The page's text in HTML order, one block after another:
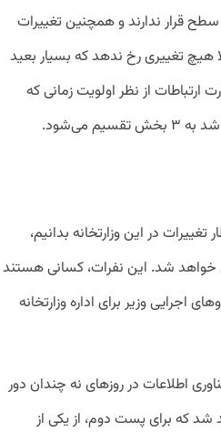
قرار ندارند و همچنین تغییرات
هیچ تغییری رخ ندهد که بسیار بعید
از نظر اولویت زمانی که
می‌شود.
تغییرات در این وزارتخانه بدانیم،
خواهد شد. این نفرات، کسانی هستند
اجرایی وزیر برای اداره وزارتخانه
اطلاعات در روزهای نه چندان دور
شد که برای پست دوم، از یکی از